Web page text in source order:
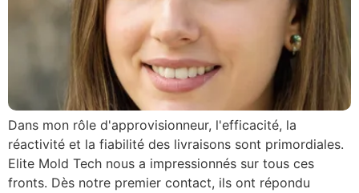
Dans mon rôle d'approvisionneur, l'efficacité, la
réactivité et la fiabilité des livraisons sont primordiales.
Elite Mold Tech nous a impressionnés sur tous ces
fronts. Dès notre premier contact, ils ont répondu